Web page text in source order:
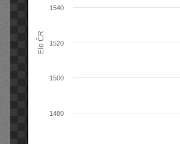
Elo ČR
1480
1500
1520
1540